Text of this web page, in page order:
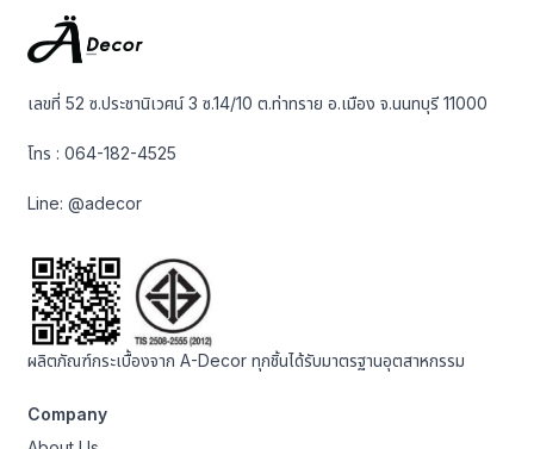
เลขที่ 52 ซ.ประชานิเวศน์ 3 ซ.14/10 ต.ท่าทราย อ.เมือง จ.นนทบุรี 11000
โทร :064-182-4525
Line:@adecor
ผลิตภัณฑ์กระเบื้องจาก A-Decor ทุกชิ้นได้รับมาตรฐานอุตสาหกรรม
Company